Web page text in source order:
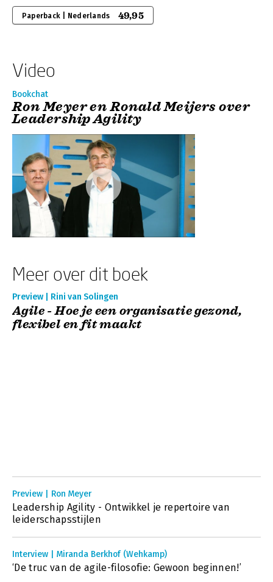
Paperback | Nederlands 49,95
Video
Bookchat
Ron Meyer en Ronald Meijers over
Leadership Agility
Meer over dit boek
Preview | Rini van Solingen
Agile - Hoe je een organisatie gezond,
flexibel en fit maakt
Preview | Ron Meyer
Leadership Agility - Ontwikkel je repertoire van
leiderschapsstijlen
Interview | Miranda Berkhof (Wehkamp)
‘De truc van de agile-filosofie: Gewoon beginnen!’